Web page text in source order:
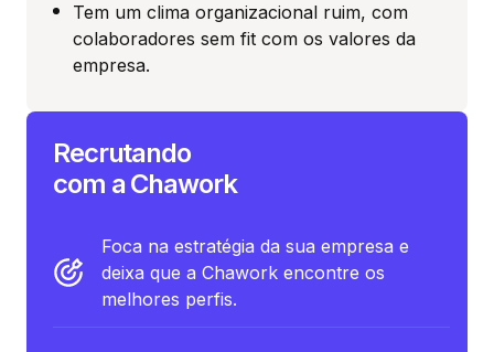
Tem um clima organizacional ruim, com
colaboradores sem fit com os valores da
empresa.
Recrutando
com a Chawork
Foca na estratégia da sua empresa e
deixa que a Chawork encontre os
melhores perfis.